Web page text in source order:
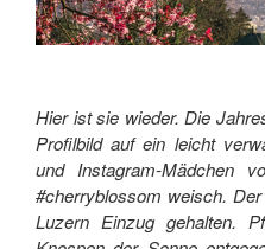
Hier ist sie wieder. Die
Profilbild auf ein leicht
und Instagram-Mädchen
#cherryblossom weisch.
Luzern Einzug gehalten.